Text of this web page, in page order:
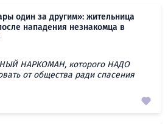
один за другим»: жительница
нападения незнакомца в
НАРКОМАН, которого НАДО
от общества ради спасения